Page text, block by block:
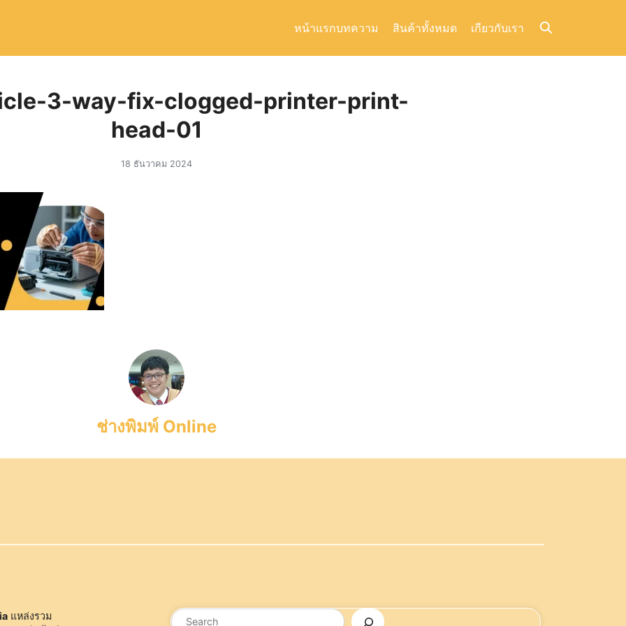
หน้าแรกบทความ สินค้าทั้งหมด เกียวกับเรา
3-way-fix-clogged-printer-print-
head-01
18 ธันวาคม 2024
ช่างพิมพ์ Online
แหล่งรวม ค้นหา